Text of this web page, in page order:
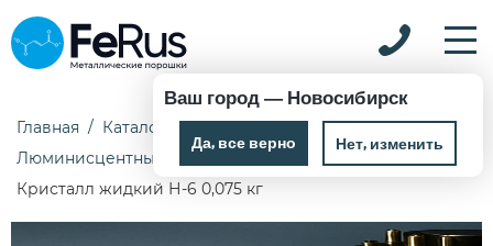
Ваш город — Новосибирск
Да, все верно Нет, изменить
Главная Каталог
Химические реактивы
Люминисцентные, сцинтилляционные и
Кристалл жидкий Н-6 0,075 кг